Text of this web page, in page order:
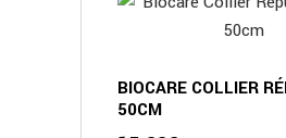
BIOCARE COLLIER
50CM